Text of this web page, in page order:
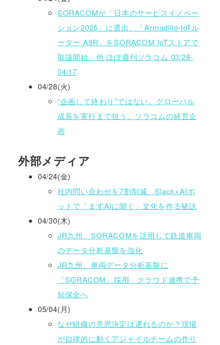
SORACOMが「日本のサービスイノベー
ション2025」に選出、「Armadillo-IoTル
ーター A9R」をSORACOM IoTストアで
取扱開始、他 ほぼ週刊ソラコム 03/28-
04/17
04/28(火)
“企画して終わり”ではない。グローバル
成長を実行まで担う、ソラコムの経営企
画
外部メディア
04/24(金)
社内問い合わせを7割削減、Slack×AIボ
ットで「まずAIに聞く」文化を作る秘訣
04/30(木)
JR九州、SORACOMを活用して鉄道車両
のデータ分析基盤を強化
JR九州、車両データ分析基盤に
「SORACOM」採用 クラウド連携で予
知保全へ
05/04(月)
なぜ組織の意思決定は遅れるのか？現場
が自律的に動くアジャイルチームの作り